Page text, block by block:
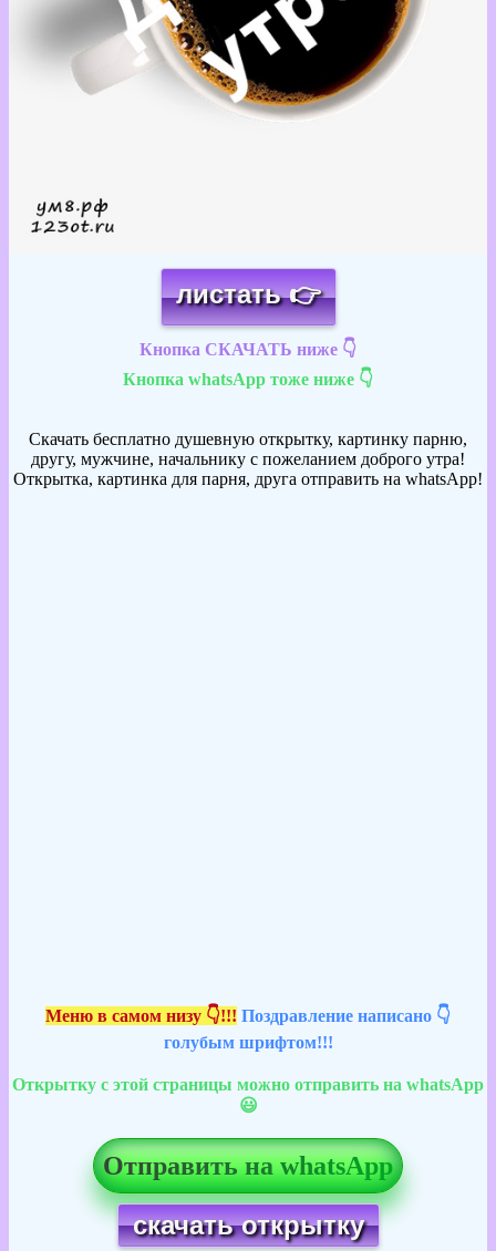
листать 👉
Кнопка СКАЧАТЬ ниже 👇
Кнопка whatsApp тоже ниже 👇
Скачать бесплатно душевную открытку, картинку парню,
другу, мужчине, начальнику с пожеланием доброго утра!
Открытка, картинка для парня, друга отправить на whatsApp!
Меню в самом низу 👇!!! Поздравление написано 👇
голубым шрифтом!!!
Открытку с этой страницы можно отправить на whatsApp
😃
Отправить на whatsApp
скачать открытку